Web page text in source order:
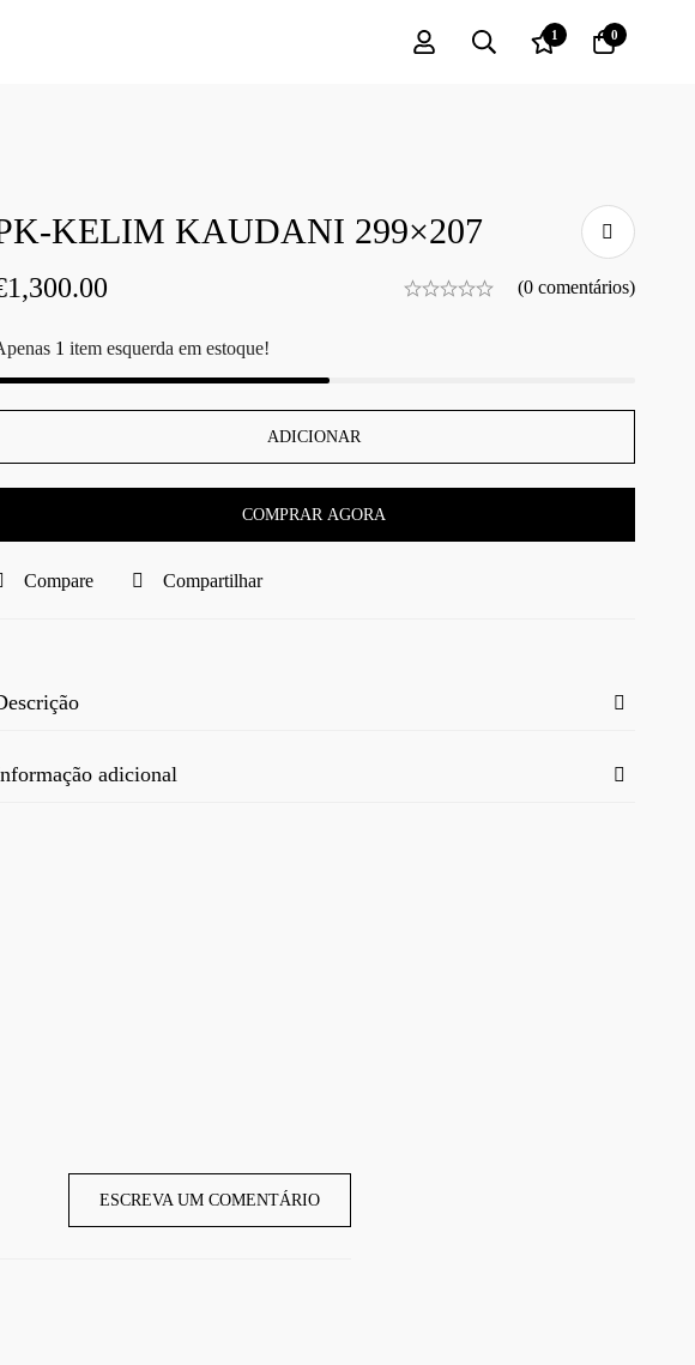
1 0
KELIM KAUDANI 299×207
1,300.00 (0 comentários)
1 item esquerda em estoque!
ADICIONAR
COMPRAR AGORA
Compare Compartilhar
adicional
ESCREVA UM COMENTÁRIO